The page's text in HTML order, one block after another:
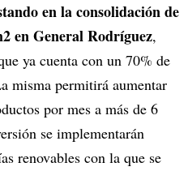
en la consolidación de
en General Rodríguez,
ya cuenta con un 70% de
misma permitirá aumentar
por mes a más de 6
se implementarán
renovables con la que se